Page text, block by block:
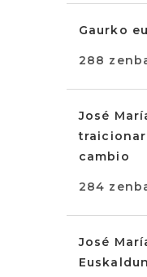
Gaurko
288
José
cambio
284
José